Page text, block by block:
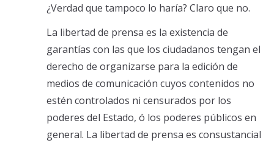
¿Verdad que tampoco lo haría? Claro que no.
La libertad de prensa es la existencia de
garantías con las que los ciudadanos tengan el
derecho de organizarse para la edición de
medios de comunicación cuyos contenidos no
estén controlados ni censurados por los
poderes del Estado, ó los poderes públicos en
general. La libertad de prensa es consustancial